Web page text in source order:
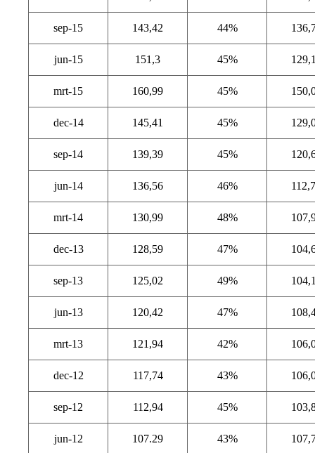
sep-15 143,42 44%
jun-15 151,3 45%
mrt-15 160,99 45%
dec-14 145,41 45%
sep-14 139,39 45%
jun-14 136,56 46%
mrt-14 130,99 48%
dec-13 128,59 47%
sep-13 125,02 49%
jun-13 120,42 47%
mrt-13 121,94 42%
dec-12 117,74 43%
sep-12 112,94 45%
jun-12 107.29 43%